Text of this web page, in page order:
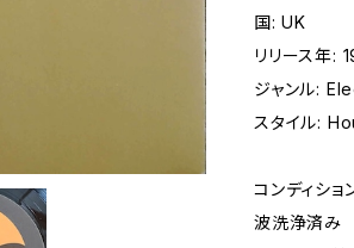
国: UK
リリース年:
ジャンル:
スタイル:
コンディシ
波洗浄済み